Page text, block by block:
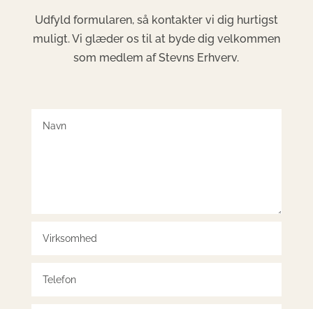
Udfyld formularen, så kontakter vi dig hurtigst
muligt. Vi glæder os til at byde dig velkommen
som medlem af Stevns Erhverv.